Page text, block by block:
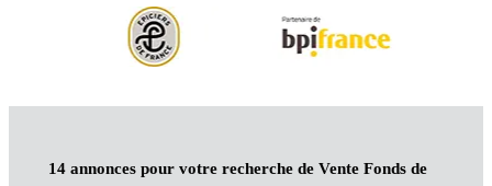
14 annonces pour votre recherche de Vente Fonds de